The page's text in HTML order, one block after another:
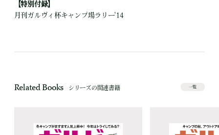
【特別付録】
月刊ガルヴィ杯キャンプ場ラリー'14
Related Books シリーズの関連書籍 一覧